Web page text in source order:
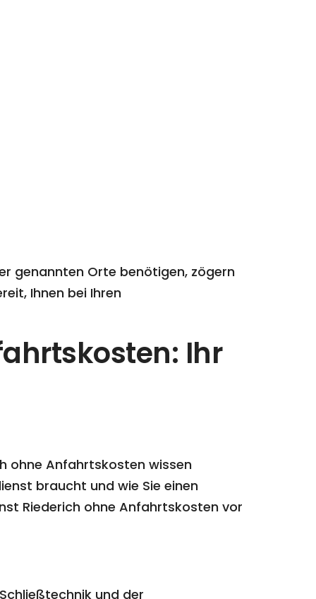
genannten Orte benötigen, zögern
Ihnen bei Ihren
Ihr
ohne Anfahrtskosten wissen
braucht und wie Sie einen
Riederich ohne Anfahrtskosten vor
und der